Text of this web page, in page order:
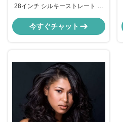
28インチ シルキーストレート イ
テンション
今すぐチャット